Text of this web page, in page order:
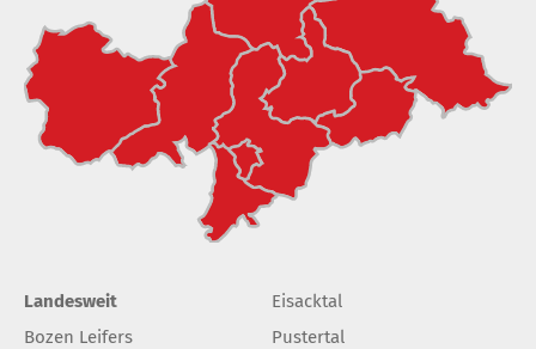
Landesweit
Bozen Leifers
Eisacktal
Pustertal